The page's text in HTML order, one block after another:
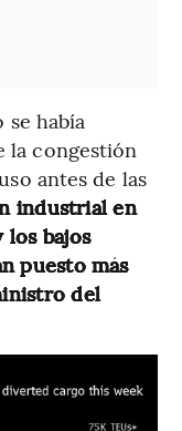
había
la congestión
antes de las
industrial en
los bajos
puesto más
del